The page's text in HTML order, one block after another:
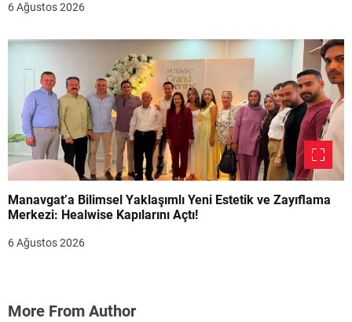
6 Ağustos 2026
Manavgat’a Bilimsel Yaklaşımlı Yeni Estetik ve Zayıflama
Merkezi: Healwise Kapılarını Açtı!
6 Ağustos 2026
More From Author